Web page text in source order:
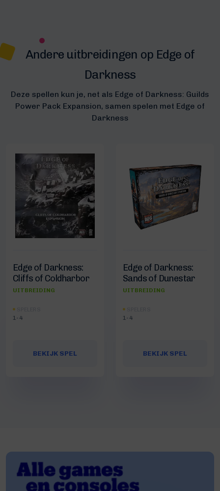
Andere uitbreidingen op Edge of
Darkness
Deze spellen kun je, net als Edge of Darkness: Guilds
Power Pack Expansion, samen spelen met Edge of
Darkness
Edge of Darkness:
Cliffs of Coldharbor
UITBREIDING
1-4
BEKIJK SPEL
Edge of Darkness:
Sands of Dunestar
UITBREIDING
1-4
BEKIJK SPEL